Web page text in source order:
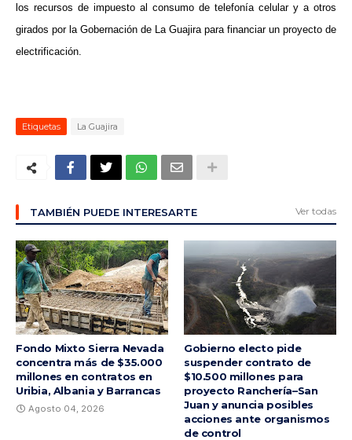
los recursos de impuesto al consumo de telefonía celular y a otros
girados por la Gobernación de La Guajira para financiar un proyecto de
electrificación.
Etiquetas La Guajira
TAMBIÉN PUEDE INTERESARTE Ver todas
Fondo Mixto Sierra Nevada
concentra más de $35.000
millones en contratos en
Uribia, Albania y Barrancas
Agosto 04, 2026
Gobierno electo pide
suspender contrato de
$10.500 millones para
proyecto Ranchería–San
Juan y anuncia posibles
acciones ante organismos
de control